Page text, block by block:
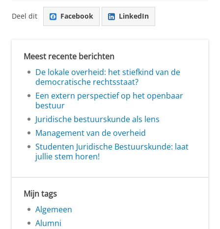
Deel dit Facebook LinkedIn
Meest recente berichten
De lokale overheid: het stiefkind van de
democratische rechtsstaat?
Een extern perspectief op het openbaar
bestuur
Juridische bestuurskunde als lens
Management van de overheid
Studenten Juridische Bestuurskunde: laat
jullie stem horen!
Mijn tags
Algemeen
Alumni